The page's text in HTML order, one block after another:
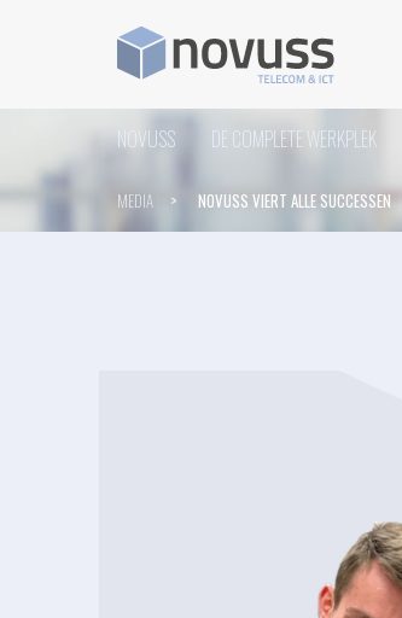
NOVUSS DE COMPLETE WERKPLEK
MEDIA > NOVUSS VIERT ALLE SUCCESSEN